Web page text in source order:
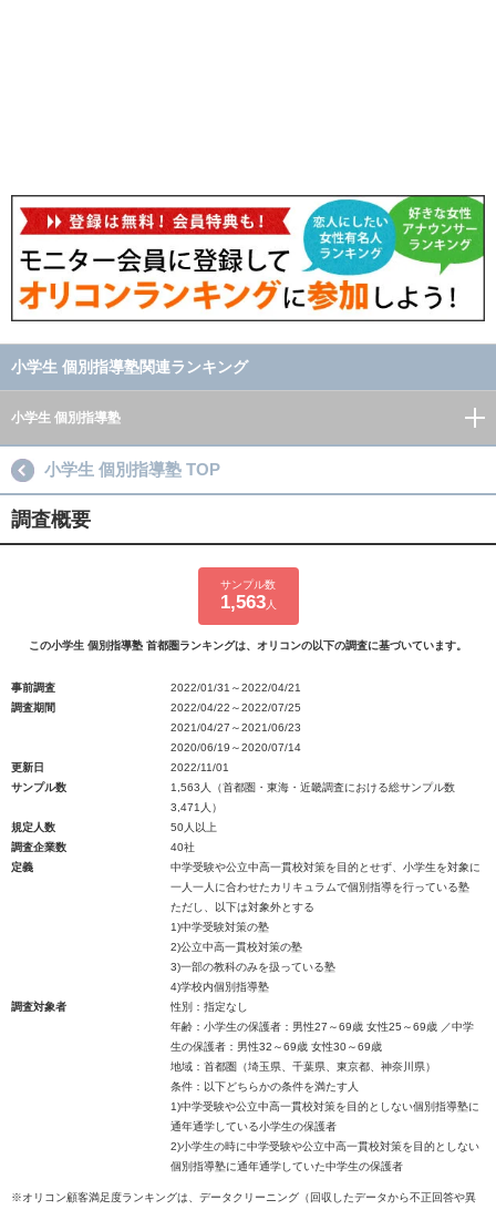
小学生 個別指導塾関連ランキング
小学生 個別指導塾
小学生 個別指導塾 TOP
調査概要
サンプル数
1,563人
この小学生 個別指導塾 首都圏ランキングは、オリコンの以下の調査に基づいています。
事前調査
2022/01/31～2022/04/21
調査期間
2022/04/22～2022/07/25
2021/04/27～2021/06/23
2020/06/19～2020/07/14
更新日
2022/11/01
サンプル数
1,563人（首都圏・東海・近畿調査における総サンプル数
3,471人）
規定人数
50人以上
調査企業数
40社
定義
中学受験や公立中高一貫校対策を目的とせず、小学生を対象に
一人一人に合わせたカリキュラムで個別指導を行っている塾
ただし、以下は対象外とする
1)中学受験対策の塾
2)公立中高一貫校対策の塾
3)一部の教科のみを扱っている塾
4)学校内個別指導塾
調査対象者
性別：指定なし
年齢：小学生の保護者：男性27～69歳 女性25～69歳 ／中学
生の保護者：男性32～69歳 女性30～69歳
地域：首都圏（埼玉県、千葉県、東京都、神奈川県）
条件：以下どちらかの条件を満たす人
1)中学受験や公立中高一貫校対策を目的としない個別指導塾に
通年通学している小学生の保護者
2)小学生の時に中学受験や公立中高一貫校対策を目的としない
個別指導塾に通年通学していた中学生の保護者
※オリコン顧客満足度ランキングは、データクリーニング（回収したデータから不正回答や異